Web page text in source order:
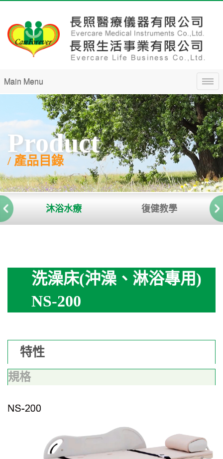
Main Menu
Product
/ 產品目錄
沐浴水療 復健教學
洗澡床(沖澡、淋浴專用)
NS-200
特性
規格